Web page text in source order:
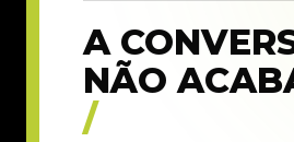
A
NÃO
/